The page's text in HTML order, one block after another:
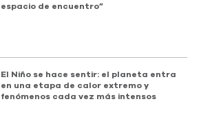
espacio de encuentro”
El Niño se hace sentir: el planeta entra
en una etapa de calor extremo y
fenómenos cada vez más intensos